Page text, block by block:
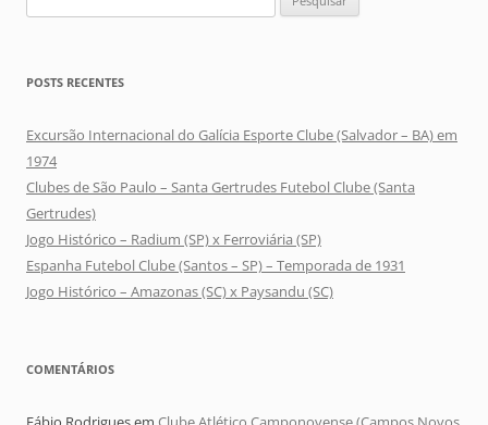
por:
POSTS RECENTES
Excursão Internacional do Galícia Esporte Clube (Salvador – BA) em
1974
Clubes de São Paulo – Santa Gertrudes Futebol Clube (Santa
Gertrudes)
Jogo Histórico – Radium (SP) x Ferroviária (SP)
Espanha Futebol Clube (Santos – SP) – Temporada de 1931
Jogo Histórico – Amazonas (SC) x Paysandu (SC)
COMENTÁRIOS